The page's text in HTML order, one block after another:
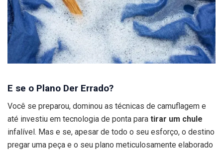
E se o Plano Der Errado?
Você se preparou, dominou as técnicas de camuflagem e
até investiu em tecnologia de ponta para tirar um chule
infalível. Mas e se, apesar de todo o seu esforço, o destino
pregar uma peça e o seu plano meticulosamente elaborado